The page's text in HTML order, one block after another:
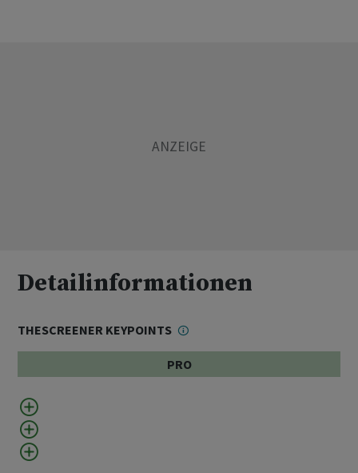
Detailinformationen
THESCREENER KEYPOINTS
PRO